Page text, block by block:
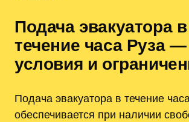
Подача эвакуатора в
течение часа Руза —
условия и
Подача эвакуатора в течение
обеспечивается при наличии